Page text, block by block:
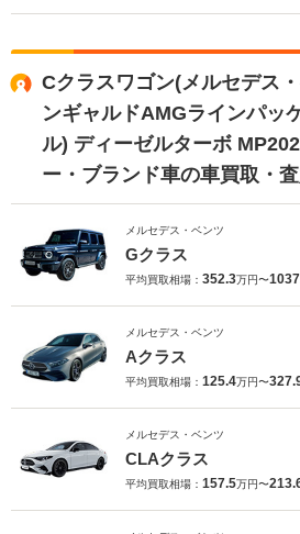
Cクラスワゴン(メルセデス
ンギャルドAMGラインパッ
ル) ディーゼルターボ
ー・ブランド車の車買取・
メルセデス・ベンツ
Gクラス
平均買取相場： 352.3万円〜
メルセデス・ベンツ
Aクラス
平均買取相場： 125.4万円〜
メルセデス・ベンツ
CLAクラス
平均買取相場： 157.5万円〜